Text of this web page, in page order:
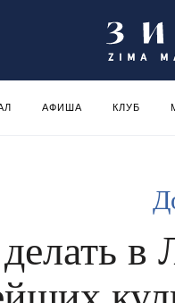
АФИША КЛУБ
в